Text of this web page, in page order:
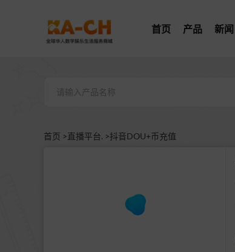
首页 产品 新闻
首页 >直播平台. >抖音DOU+币充值